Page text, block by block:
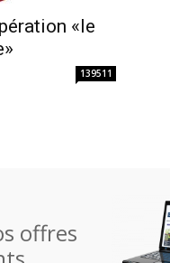
«le
139511
offres